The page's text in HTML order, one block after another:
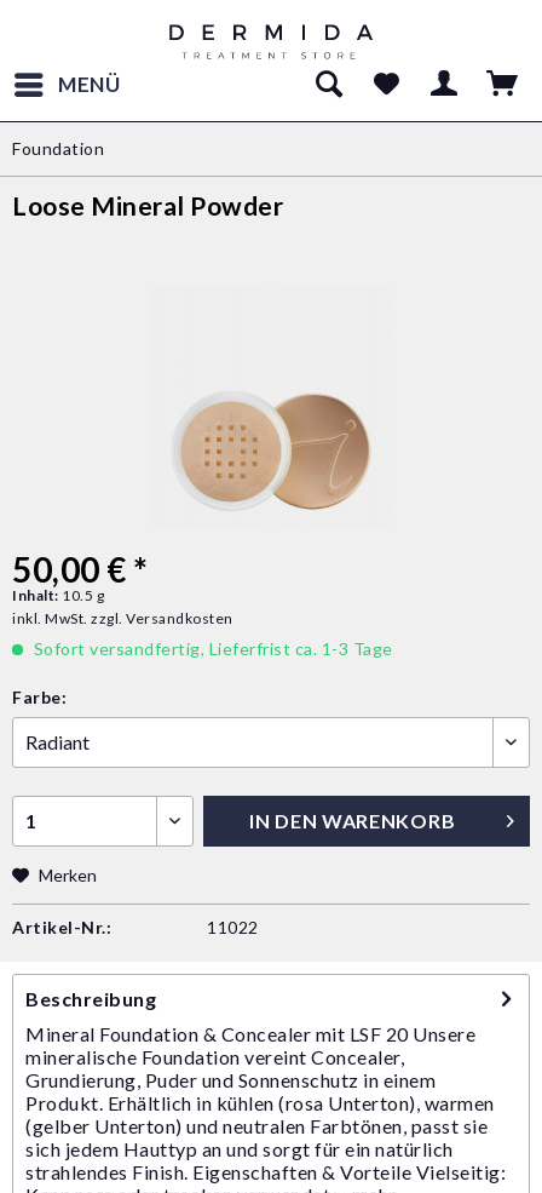
MENÜ
Foundation
Loose Mineral Powder
50,00 € *
Inhalt: 10.5 g
inkl. MwSt. zzgl. Versandkosten
Sofort versandfertig, Lieferfrist ca. 1-3 Tage
Farbe:
IN DEN WARENKORB
Merken
Artikel-Nr.: 11022
Beschreibung
Mineral Foundation & Concealer mit LSF 20 Unsere
mineralische Foundation vereint Concealer,
Grundierung, Puder und Sonnenschutz in einem
Produkt. Erhältlich in kühlen (rosa Unterton), warmen
(gelber Unterton) und neutralen Farbtönen, passt sie
sich jedem Hauttyp an und sorgt für ein natürlich
strahlendes Finish. Eigenschaften & Vorteile Vielseitig: